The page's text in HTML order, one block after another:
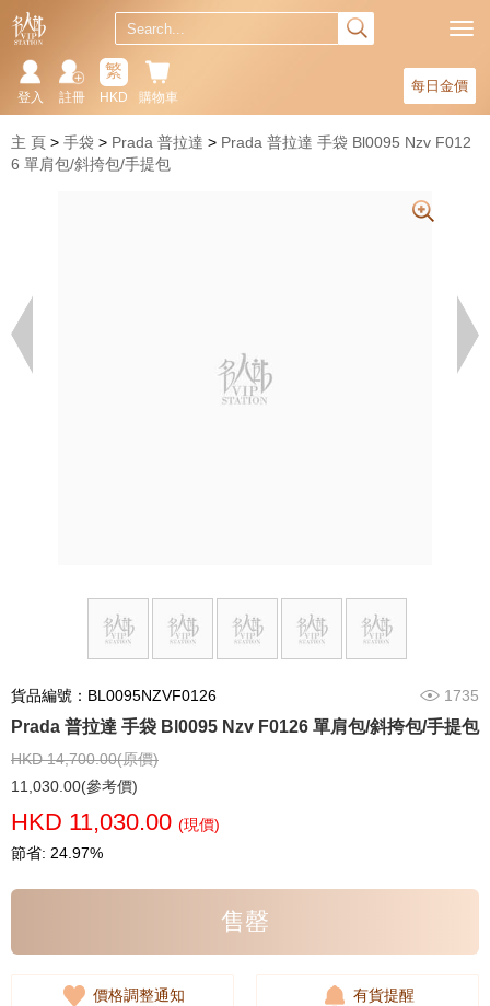
每日金價
購物車
繁
HKD
註冊
登入
主 頁 手袋 Prada 普拉達
Prada 普拉達 手袋 Bl0095 Nzv F012
6 單肩包/斜挎包/手提包
貨品編號：BL0095NZVF0126 1735
Prada 普拉達 手袋 Bl0095 Nzv F0126 單肩包/斜挎包/手提包
HKD 14,700.00(原價)
11,030.00(參考價)
HKD 11,030.00 (現價)
節省: 24.97%
售罄
價格調整通知 有貨提醒